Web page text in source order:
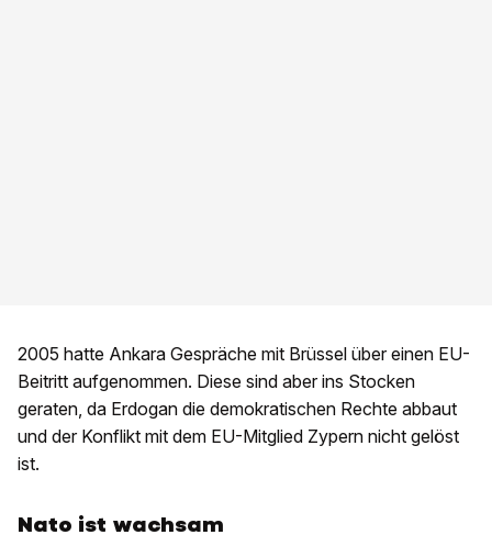
2005 hatte Ankara Gespräche mit Brüssel über einen EU-
Beitritt aufgenommen. Diese sind aber ins Stocken
geraten, da Erdogan die demokratischen Rechte abbaut
und der Konflikt mit dem EU-Mitglied Zypern nicht gelöst
ist.
Nato ist wachsam